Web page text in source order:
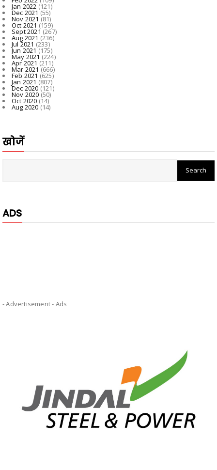
Jan 2022 (121)
Dec 2021 (55)
Nov 2021 (81)
Oct 2021 (159)
Sept 2021 (267)
Aug 2021 (236)
Jul 2021 (233)
Jun 2021(175)
May 2021(224)
Apr 2021 (211)
Mar 2021 (666)
Feb 2021 (625)
Jan 2021 (807)
Dec 2020(121)
Nov 2020 (50)
Oct 2020 (14)
Aug 2020(14)
खोजें
ADS
- Advertisement - Ads